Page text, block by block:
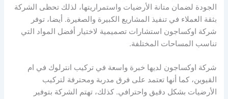
الجودة لضمان متانة الأرضيات واستمراريتها، لذلك تحظى الشركة
بثقة العملاء في تنفيذ المشاريع الكبيرة والصغيرة. أيضا، توفر
شركة اوكساجون استشارات تصميمية لاختيار أفضل المواد التي
تناسب المساحات المختلفة.
شركة اوكساجون لديها خبرة واسعة في تركيب انترلوك في ام
القيوين، كما أنها تعتمد على فرق مدربة ومحترفة لتركيب
الأرضيات بشكل دقيق واحترافي. كذلك، تهتم الشركة بتوفير